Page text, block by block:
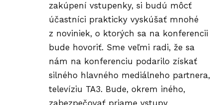
zakúpení vstupenky, si budú môcť
účastníci prakticky vyskúšať mnohé
z noviniek, o ktorých sa na konferencii
bude hovoriť. Sme veľmi radi, že sa
nám na konferenciu podarilo získať
silného hlavného mediálneho partnera,
televíziu TA3. Bude, okrem iného,